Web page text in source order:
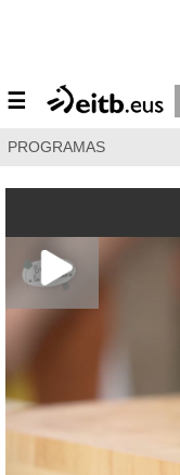
☰
PROGRAMAS